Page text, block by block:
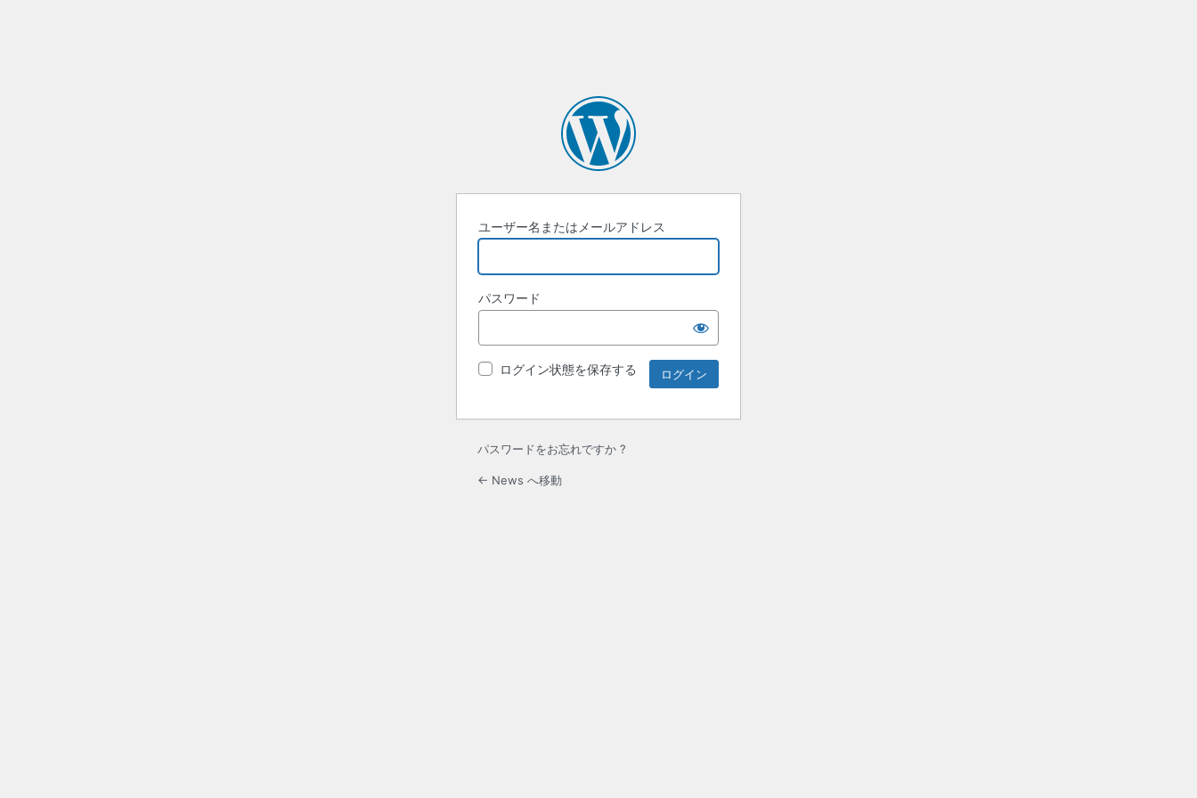
ユーザー名またはメールアドレス
パスワード
ログイン状態を保存する
パスワードをお忘れですか ?
← News へ移動